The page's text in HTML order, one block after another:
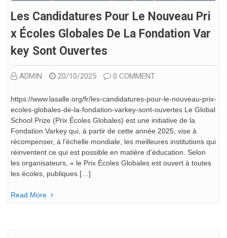
Les Candidatures Pour Le Nouveau Pri
X Écoles Globales De La Fondation Var
Key Sont Ouvertes
ADMIN 20/10/2025 0 COMMENT
https://www.lasalle.org/fr/les-candidatures-pour-le-nouveau-prix-
ecoles-globales-de-la-fondation-varkey-sont-ouvertes Le Global
School Prize (Prix Écoles Globales) est une initiative de la
Fondation Varkey qui, à partir de cette année 2025, vise à
récompenser, à l’échelle mondiale, les meilleures institutions qui
réinventent ce qui est possible en matière d’éducation. Selon
les organisateurs, « le Prix Écoles Globales est ouvert à toutes
les écoles, publiques […]
Read More